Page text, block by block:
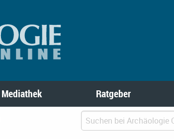
Mediathek Ratgeber